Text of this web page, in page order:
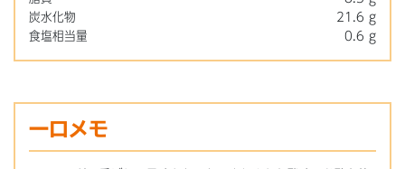
炭水化物
21.6 g
食塩相当量
0.6 g
一口メモ